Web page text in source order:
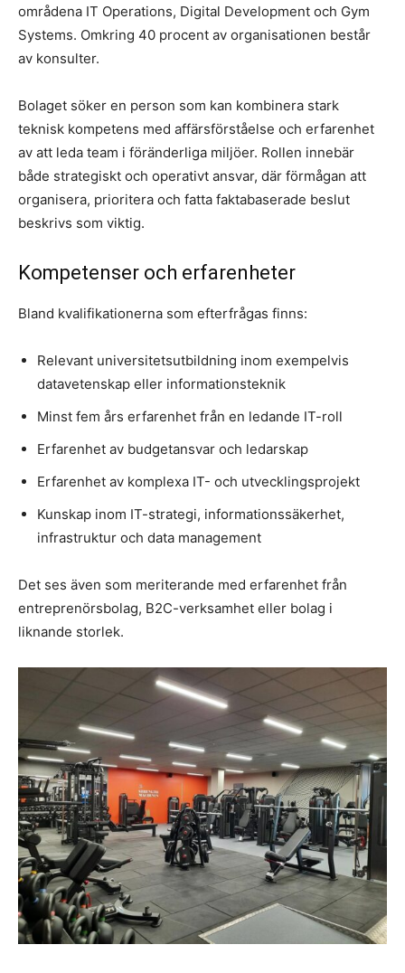
områdena IT Operations, Digital Development och Gym
Systems. Omkring 40 procent av organisationen består
av konsulter.
Bolaget söker en person som kan kombinera stark
teknisk kompetens med affärsförståelse och erfarenhet
av att leda team i föränderliga miljöer. Rollen innebär
både strategiskt och operativt ansvar, där förmågan att
organisera, prioritera och fatta faktabaserade beslut
beskrivs som viktig.
Kompetenser och erfarenheter
Bland kvalifikationerna som efterfrågas finns:
Relevant universitetsutbildning inom exempelvis
datavetenskap eller informationsteknik
Minst fem års erfarenhet från en ledande IT-roll
Erfarenhet av budgetansvar och ledarskap
Erfarenhet av komplexa IT- och utvecklingsprojekt
Kunskap inom IT-strategi, informationssäkerhet,
infrastruktur och data management
Det ses även som meriterande med erfarenhet från
entreprenörsbolag, B2C-verksamhet eller bolag i
liknande storlek.